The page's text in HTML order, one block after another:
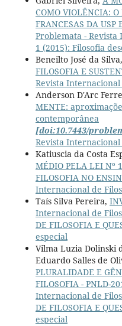
COMO VIOLÊNCIA: O
FRANCESAS DA USP
Problemata -
1 (2015): Filosofia
Beneilto José da
FILOSOFIA E
Revista Internacional
Anderson D'Arc
MENTE:
contemporânea
[doi:10.7443/
Revista Internacional
Katiuscia da Costa
MÉDIO PELA LEI Nº
FILOSOFIA NO
Internacional de
Taís Silva Pereira,
Internacional de
DE FILOSOFIA E
especial
Vilma Luzia Dolinski
Eduardo Salles de
PLURALIDADE E
FILOSOFIA - PNLD-
Internacional de
DE FILOSOFIA E
especial